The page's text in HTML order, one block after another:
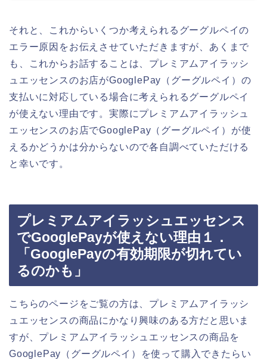
それと、これからいくつか考えられるグーグルペイの
エラー原因をお伝えさせていただきますが、あくまで
も、これからお話することは、プレミアムアイラッシ
ュエッセンスのお店がGooglePay（グーグルペイ）の
支払いに対応している場合に考えられるグーグルペイ
が使えない理由です。実際にプレミアムアイラッシュ
エッセンスのお店でGooglePay（グーグルペイ）が使
えるかどうかは分からないので各自調べていただける
と幸いです。
プレミアムアイラッシュエッセンス
でGooglePayが使えない理由１．
「GooglePayの有効期限が切れてい
るのかも」
こちらのページをご覧の方は、プレミアムアイラッシ
ュエッセンスの商品にかなり興味のある方だと思いま
すが、プレミアムアイラッシュエッセンスの商品を
GooglePay（グーグルペイ）を使って購入できたらい